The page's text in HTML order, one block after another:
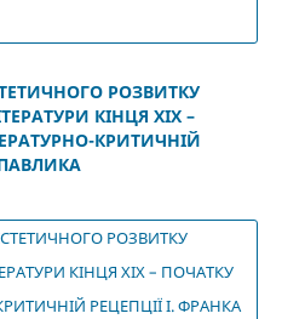
РОЗВИТКУ
КІНЦЯ XIX –
КРИТИЧНІЙ
РОЗВИТКУ
КІНЦЯ XIX – ПОЧАТКУ
РЕЦЕПЦІЇ І. ФРАНКА